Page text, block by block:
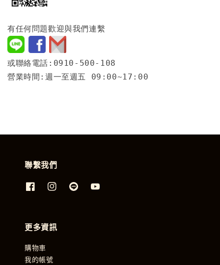
有任何問題歡迎與我們連繫
或聯絡電話:0910-500-108
營業時間:週一至週五 09:00~17:00
聯繫我們
更多資訊
購物車
我的帳號